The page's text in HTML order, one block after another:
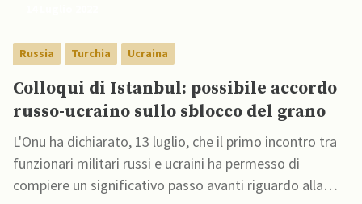
Russia Turchia Ucraina
Colloqui di Istanbul: possibile accordo
russo-ucraino sullo sblocco del grano
L'Onu ha dichiarato, 13 luglio, che il primo incontro tra
funzionari militari russi e ucraini ha permesso di
compiere un significativo passo avanti riguardo alla